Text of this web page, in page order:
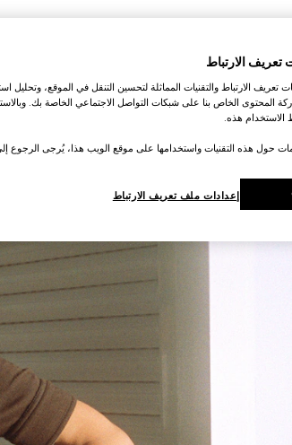
الارتباط
الارتباط والتقنيات المماثلة لتحسين التنقل في الموقع، وتحليل
المحتوى الخاص بنا على شبكات التواصل الاجتماعي الخاصة بك.
هذه.
حول هذه التقنيات واستخدامها على موقع الويب هذا، يُرجى الرجوع
إعدادات ملف تعريف الارتباط